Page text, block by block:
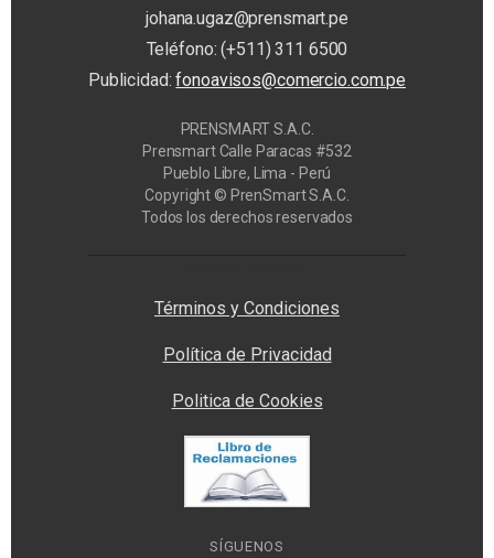
johana.ugaz@prensmart.pe
Teléfono: (+511) 311 6500
Publicidad:fonoavisos@comercio.com.pe
PRENSMART S.A.C.
Prensmart Calle Paracas #532
Pueblo Libre, Lima - Perú
Copyright © PrenSmart S.A.C.
Todos los derechos reservados
Términos y Condiciones
Política de Privacidad
Politica de Cookies
SÍGUENOS